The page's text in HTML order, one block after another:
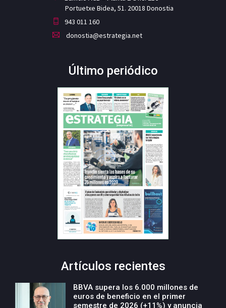
Portuetxe Bidea, 51. 20018 Donostia
943 011 160
donostia@estrategia.net
Último periódico
Artículos recientes
BBVA supera los 6.000 millones de
euros de beneficio en el primer
semestre de 2026 (+11%) y anuncia